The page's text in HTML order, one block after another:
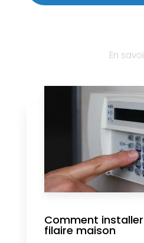
En
Comment
filaire maison